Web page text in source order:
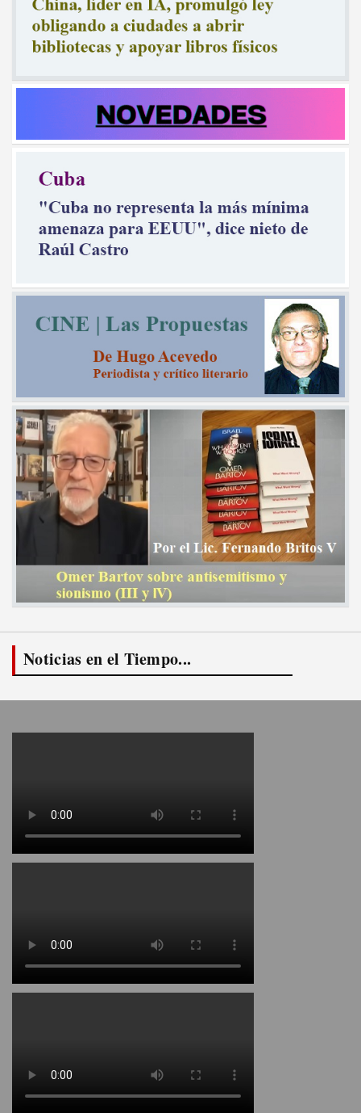
Noticias en el Tiempo...